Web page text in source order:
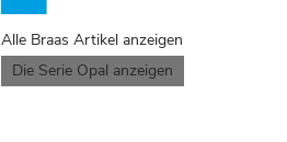
Alle Braas Artikel anzeigen
Die Serie Opal anzeigen